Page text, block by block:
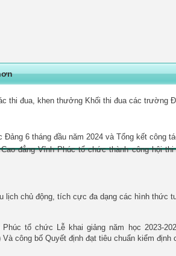
thi đua, khen thưởng Khối thi đua các trường
Đảng 6 tháng đầu năm 2024 và Tổng kết công
đẳng Vĩnh Phúc tổ chức thành công hội
lịch chủ động, tích cực đa dạng các hình thức
tổ chức Lễ khai giảng năm học 2023-
Và công bố Quyết định đạt tiêu chuẩn kiểm